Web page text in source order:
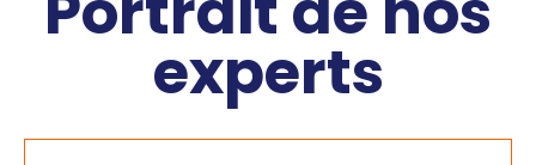
experts